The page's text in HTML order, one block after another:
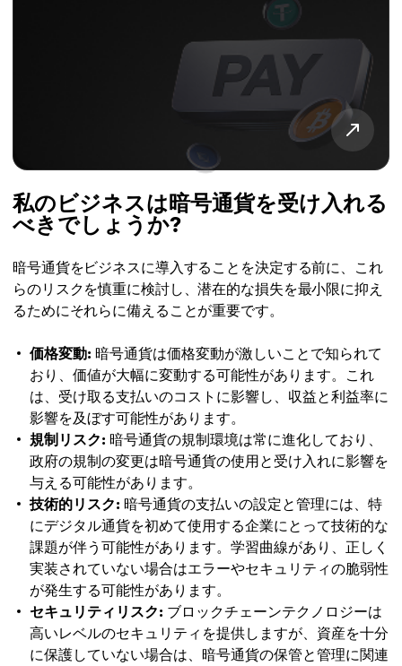
私のビジネスは暗号通貨を受け入れる
べきでしょうか?
暗号通貨をビジネスに導入することを決定する前に、これ
らのリスクを慎重に検討し、潜在的な損失を最小限に抑え
るためにそれらに備えることが重要です。
価格変動: 暗号通貨は価格変動が激しいことで知られて
おり、価値が大幅に変動する可能性があります。これ
は、受け取る支払いのコストに影響し、収益と利益率に
影響を及ぼす可能性があります。
規制リスク: 暗号通貨の規制環境は常に進化しており、
政府の規制の変更は暗号通貨の使用と受け入れに影響を
与える可能性があります。
技術的リスク: 暗号通貨の支払いの設定と管理には、特
にデジタル通貨を初めて使用する企業にとって技術的な
課題が伴う可能性があります。学習曲線があり、正しく
実装されていない場合はエラーやセキュリティの脆弱性
が発生する可能性があります。
セキュリティリスク: ブロックチェーンテクノロジーは
高いレベルのセキュリティを提供しますが、資産を十分
に保護していない場合は、暗号通貨の保管と管理に関連